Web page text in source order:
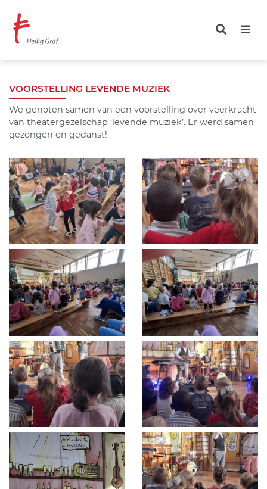
naar
VOORSTELLING LEVENDE MUZIEK
We genoten samen van een voorstelling over veerkracht
van theatergezelschap ‘levende muziek’. Er werd samen
gezongen en gedanst!